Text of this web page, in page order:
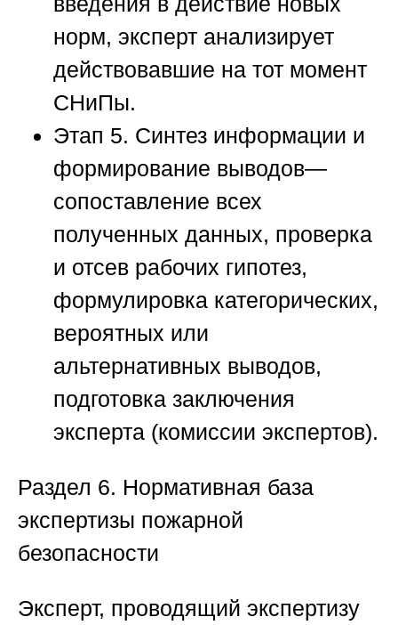
норм, эксперт анализирует
действовавшие на тот момент
СНиПы.
Этап 5. Синтез информации и
формирование выводов—
сопоставление всех
полученных данных, проверка
и отсев рабочих гипотез,
формулировка категорических,
вероятных или
альтернативных выводов,
подготовка заключения
эксперта (комиссии экспертов).
Раздел 6. Нормативная база
экспертизы пожарной
безопасности
Эксперт, проводящий экспертизу